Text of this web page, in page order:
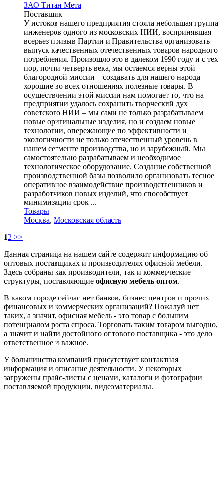
ЗАО Титан Мета
Поставщик
У истоков нашего предприятия стояла небольшая группа
инженеров одного из московских НИИ, воспринявшая
всерьез призыв Партии и Правительства организовать
выпуск качественных отечественных товаров народного
потребления. Произошло это в далеком 1990 году и с тех
пор, почти четверть века, мы остаемся верны этой
благородной миссии – создавать для нашего народа
хорошие во всех отношениях полезные товары. В
осуществлении этой миссии нам помогает то, что на
предприятии удалось сохранить творческий дух
советского НИИ – мы сами не только разрабатываем
новые оригинальные изделия, но и создаем новые
технологии, опережающие по эффективности и
экологичности не только отечественный уровень в
нашем сегменте производства, но и зарубежный. Мы
самостоятельно разрабатываем и необходимое
технологическое оборудование. Создание собственной
производственной базы позволило организовать тесное
оперативное взаимодействие производственников и
разработчиков новых изделий, что способствует
минимизации срок ...
Товары
Москва, Московская область
12 >>
Данная страница на нашем сайте содержит информацию об
оптовых поставщиках и производителях офисной мебели.
Здесь собраны как производители, так и коммерческие
структуры, поставляющие офисную мебель оптом.
В каком городе сейчас нет банков, бизнес-центров и прочих
финансовых и коммерческих организаций? Пожалуй нет
таких, а значит, офисная мебель - это товар с большим
потенциалом роста спроса. Торговать таким товаром выгодно,
а значит и найти достойного оптового поставщика - это дело
ответственное и важное.
У большинства компаний присутствует контактная
информация и описание деятельности. У некоторых
загружены прайс-листы с ценами, каталоги и фотографии
поставляемой продукции, видеоматериалы.